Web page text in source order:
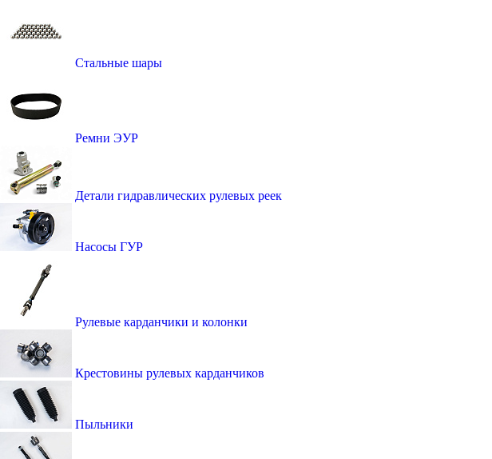
Стальные шары
Ремни ЭУР
Детали гидравлических рулевых реек
Насосы ГУР
Рулевые карданчики и колонки
Крестовины рулевых карданчиков
Пыльники